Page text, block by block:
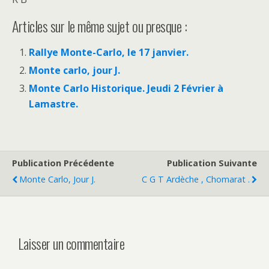
Articles sur le même sujet ou presque :
Rallye Monte-Carlo, le 17 janvier.
Monte carlo, jour J.
Monte Carlo Historique. Jeudi 2 Février à
Lamastre.
Publication Précédente
Monte Carlo, Jour J.
Publication Suivante
C G T Ardèche , Chomarat .
Laisser un commentaire